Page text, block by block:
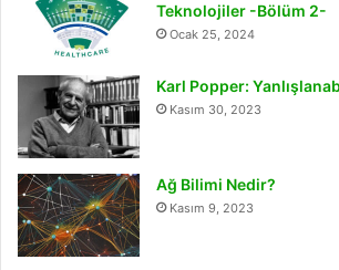
Teknolojiler -Bölüm 2-
Ocak 25, 2024
Karl Popper:
Kasım 30, 2023
Ağ Bilimi Nedir?
Kasım 9, 2023